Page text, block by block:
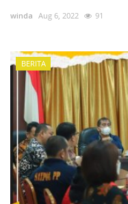
winda Aug 6, 2022 91
BERITA